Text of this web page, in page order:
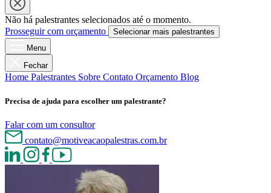
Não há palestrantes selecionados até o momento.
Prosseguir com orçamento
Selecionar mais palestrantes
Menu
Fechar
Home Palestrantes Sobre Contato Orçamento Blog
Precisa de ajuda para escolher um palestrante?
Falar com um consultor
contato@motiveacaopalestras.com.br